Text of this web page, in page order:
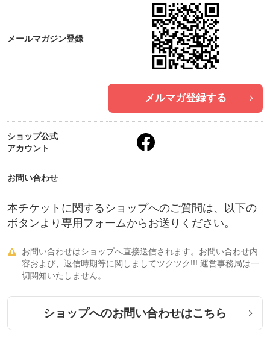
メールマガジン登録
メルマガ登録する
ショップ公式
アカウント
お問い合わせ
本チケットに関するショップへのご質問は、以下の
ボタンより専用フォームからお送りください。

お問い合わせはショップへ直接送信されます。お問い合わせ内
容および、返信時期等に関しましてツクツク!!! 運営事務局は一
切関知いたしません。
ショップへのお問い合わせはこちら